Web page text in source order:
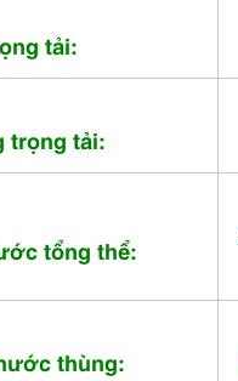
tải:
trọng tải:
tổng thể:
thùng: